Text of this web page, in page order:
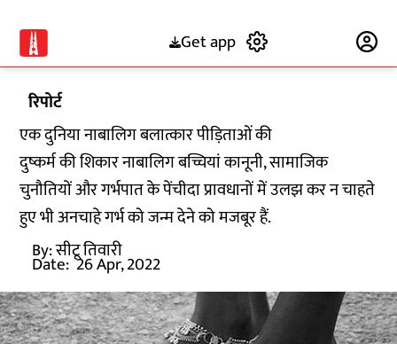
Get app
रिपोर्ट
एक दुनिया नाबालिग बलात्कार पीड़िताओं की
दुष्कर्म की शिकार नाबालिग बच्चियां कानूनी, सामाजिक
चुनौतियों और गर्भपात के पेंचीदा प्रावधानों में उलझ कर न चाहते
हुए भी अनचाहे गर्भ को जन्म देने को मजबूर हैं.
By:सीटू तिवारी
Date: 26 Apr, 2022